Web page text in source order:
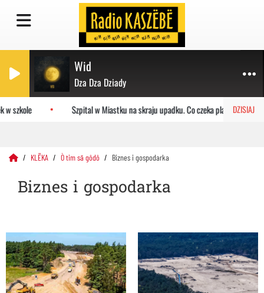
Wid
Dza Dza Dziady
DZISIAJ
Szpital w Miastku na skraju upadku. Co czeka placówkę?
KLËKA Ò tim sã gôdô Biznes i gospodarka
Biznes i gospodarka